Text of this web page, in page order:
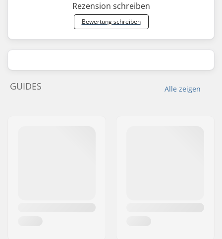
Rezension schreiben
Bewertung schreiben
Alle zeigen
GUIDES